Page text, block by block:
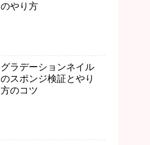
のやり方
グラデーションネイル
のスポンジ検証とやり
方のコツ